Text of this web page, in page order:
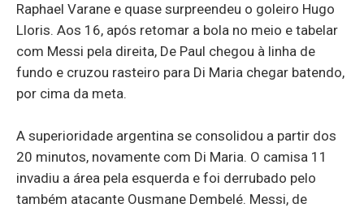
Raphael Varane e quase surpreendeu o goleiro Hugo
Lloris. Aos 16, após retomar a bola no meio e tabelar
com Messi pela direita, De Paul chegou à linha de
fundo e cruzou rasteiro para Di Maria chegar batendo,
por cima da meta.
A superioridade argentina se consolidou a partir dos
20 minutos, novamente com Di Maria. O camisa 11
invadiu a área pela esquerda e foi derrubado pelo
também atacante Ousmane Dembelé. Messi, de